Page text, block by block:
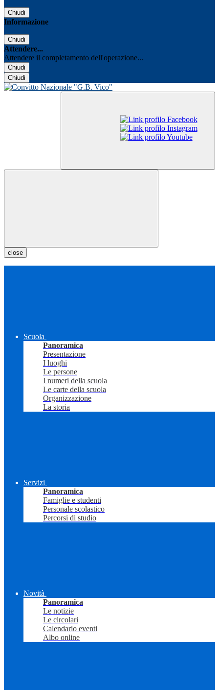
Chiudi
Informazione
Chiudi
Attendere...
Attendere il completamento dell'operazione...
Chiudi
Chiudi
close
Scuola
Panoramica
Presentazione
I luoghi
Le persone
I numeri della scuola
Le carte della scuola
Organizzazione
La storia
Servizi
Panoramica
Famiglie e studenti
Personale scolastico
Percorsi di studio
Novità
Panoramica
Le notizie
Le circolari
Calendario eventi
Albo online